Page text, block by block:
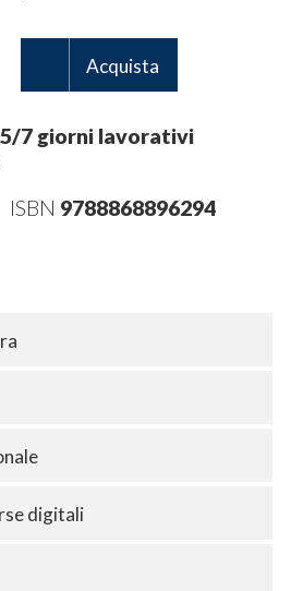
Acquista
7 giorni lavorativi
ISBN 9788868896294
digitali